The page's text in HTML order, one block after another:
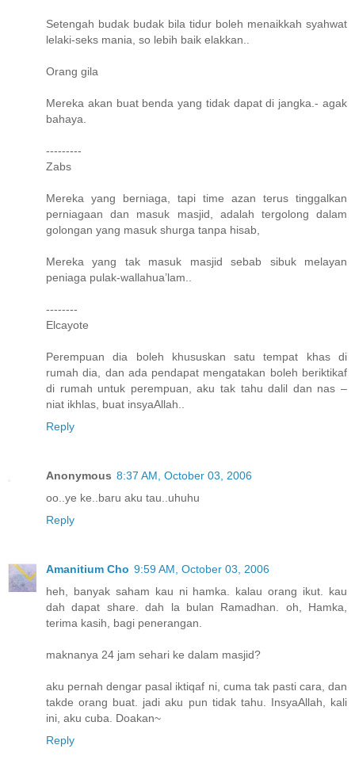
Setengah budak budak bila tidur boleh menaikkah syahwat
lelaki-seks mania, so lebih baik elakkan..
Orang gila
Mereka akan buat benda yang tidak dapat di jangka.- agak
bahaya.
---------
Zabs
Mereka yang berniaga, tapi time azan terus tinggalkan
perniagaan dan masuk masjid, adalah tergolong dalam
golongan yang masuk shurga tanpa hisab,
Mereka yang tak masuk masjid sebab sibuk melayan
peniaga pulak-wallahua’lam..
--------
Elcayote
Perempuan dia boleh khususkan satu tempat khas di
rumah dia, dan ada pendapat mengatakan boleh beriktikaf
di rumah untuk perempuan, aku tak tahu dalil dan nas –
niat ikhlas, buat insyaAllah..
Reply
Anonymous 8:37 AM, October 03, 2006
oo..ye ke..baru aku tau..uhuhu
Reply
Amanitium Cho 9:59 AM, October 03, 2006
heh, banyak saham kau ni hamka. kalau orang ikut. kau
dah dapat share. dah la bulan Ramadhan. oh, Hamka,
terima kasih, bagi penerangan.
maknanya 24 jam sehari ke dalam masjid?
aku pernah dengar pasal iktiqaf ni, cuma tak pasti cara, dan
takde orang buat. jadi aku pun tidak tahu. InsyaAllah, kali
ini, aku cuba. Doakan~
Reply